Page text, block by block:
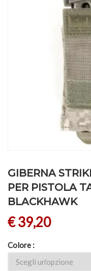
GIBERNA
PER PISTOLA
BLACKHAWK
€39,20
Colore